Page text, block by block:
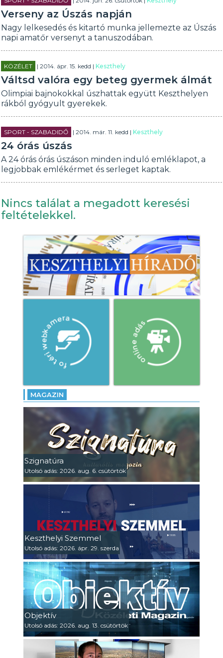
Verseny az Úszás napján
Nagy lelkesedés és kitartó munka jellemezte az Úszás
napi amatőr versenyt a tanuszodában.
KÖZÉLET | 2014. ápr. 15. kedd |Keszthely
Váltsd valóra egy beteg gyermek álmát
Olimpiai bajnokokkal úszhattak együtt Keszthelyen
rákból gyógyult gyerekek.
SPORT - SZABADIDŐ | 2014. már. 11. kedd |Keszthely
24 órás úszás
A 24 órás órás úszáson minden induló emléklapot, a
legjobbak emlékérmet és serleget kaptak.
Nincs találat a megadott keresési
feltételekkel.
MAGAZIN
Szignatúra
Utolsó adás: 2026. aug. 6. csütörtök
Keszthelyi Szemmel
Utolsó adás: 2026. ápr. 29. szerda
Objektív
Utolsó adás: 2026. aug. 13. csütörtök